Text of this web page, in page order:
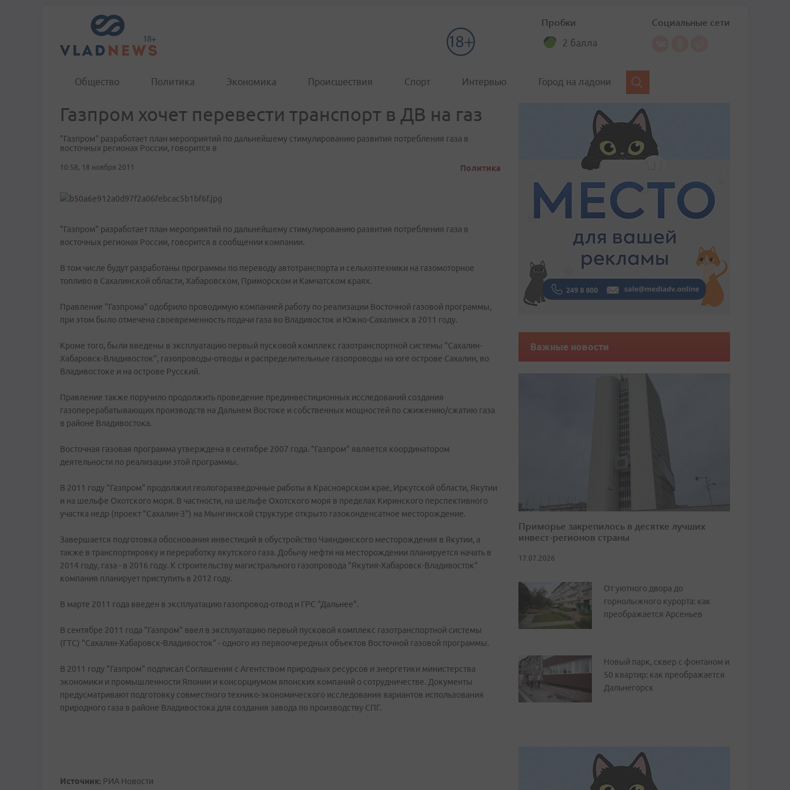
Пробки
2 балла
Социальные сети
Общество Политика Экономика Происшествия Спорт Интервью Город на ладони
Газпром хочет перевести транспорт в ДВ на газ
"Газпром" разработает план мероприятий по дальнейшему стимулированию развития потребления газа в
восточных регионах России, говорится в
10:58, 18 ноября 2011 Политика
"Газпром" разработает план мероприятий по дальнейшему стимулированию развития потребления газа в
восточных регионах России, говорится в сообщении компании.
В том числе будут разработаны программы по переводу автотранспорта и сельхозтехники на газомоторное
топливо в Сахалинской области, Хабаровском, Приморском и Камчатском краях.
Правление "Газпрома" одобрило проводимую компанией работу по реализации Восточной газовой программы,
при этом было отмечена своевременность подачи газа во Владивосток и Южно-Сахалинск в 2011 году.
Кроме того, были введены в эксплуатацию первый пусковой комплекс газотранспортной системы "Сахалин-
Хабаровск-Владивосток", газопроводы-отводы и распределительные газопроводы на юге острове Сахалин, во
Владивостоке и на острове Русский.
Правление также поручило продолжить проведение прединвестиционных исследований создания
газоперерабатывающих производств на Дальнем Востоке и собственных мощностей по сжижению/сжатию газа
в районе Владивостока.
Восточная газовая программа утверждена в сентябре 2007 года. "Газпром" является координатором
деятельности по реализации этой программы.
В 2011 году "Газпром" продолжил геологоразведочные работы в Красноярском крае, Иркутской области, Якутии
и на шельфе Охотского моря. В частности, на шельфе Охотского моря в пределах Киринского перспективного
участка недр (проект "Сахалин-3") на Мынгинской структуре открыто газоконденсатное месторождение.
Завершается подготовка обоснования инвестиций в обустройство Чаяндинского месторождения в Якутии, а
также в транспортировку и переработку якутского газа. Добычу нефти на месторождении планируется начать в
2014 году, газа - в 2016 году. К строительству магистрального газопровода "Якутия-Хабаровск-Владивосток"
компания планирует приступить в 2012 году.
В марте 2011 года введен в эксплуатацию газопровод-отвод и ГРС "Дальнее".
В сентябре 2011 года "Газпром" ввел в эксплуатацию первый пусковой комплекс газотранспортной системы
(ГТС) "Сахалин-Хабаровск-Владивосток" - одного из первоочередных объектов Восточной газовой программы.
В 2011 году "Газпром" подписал Соглашения с Агентством природных ресурсов и энергетики министерства
экономики и промышленности Японии и консорциумом японских компаний о сотрудничестве. Документы
предусматривают подготовку совместного технико-экономического исследования вариантов использования
природного газа в районе Владивостока для создания завода по производству СПГ.
Источник: РИА Новости
Важные новости
Приморье закрепилось в десятке лучших
инвест-регионов страны
17.07.2026
От уютного двора до
горнолыжного курорта: как
преображается Арсеньев
Новый парк, сквер с фонтаном и
50 квартир: как преображается
Дальнегорск